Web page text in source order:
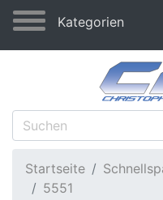
Kategorien
Startseite
5551